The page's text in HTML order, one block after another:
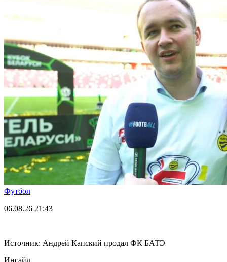
Футбол
06.08.26 21:43
Источник: Андрей Капский продал ФК БАТЭ
Инсайд.